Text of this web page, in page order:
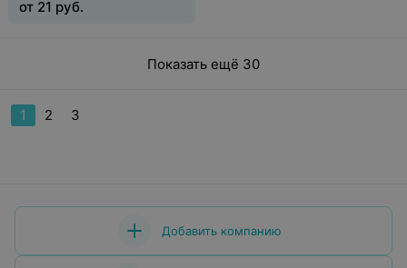
от 21 руб.
Показать ещё 30
1 2 3
Добавить компанию